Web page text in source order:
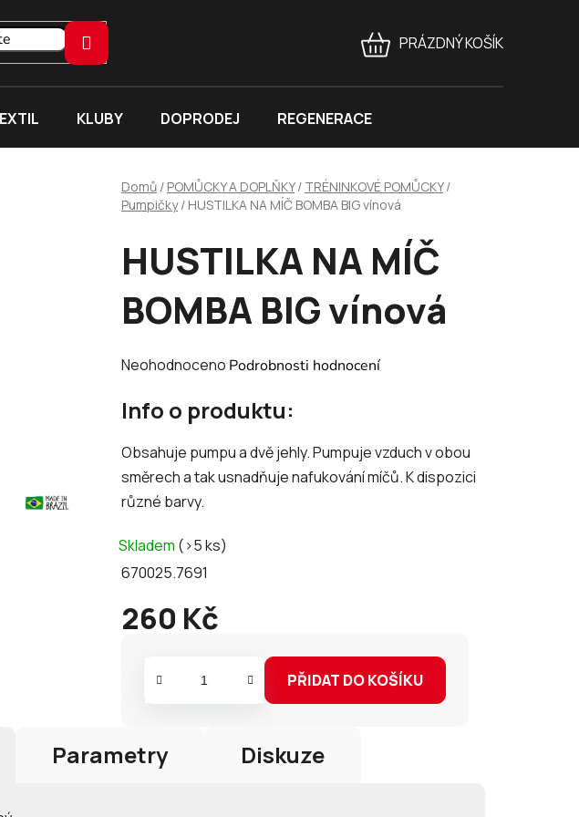
NÁKUPNÍ
KOŠÍK
PRÁZDNÝ KOŠÍK
KLUBY DOPRODEJ REGENERACE
Domů / POMŮCKY A DOPLŇKY / TRÉNINKOVÉ POMŮCKY /
Pumpičky / HUSTILKA NA MÍČ BOMBA BIG vínová
HUSTILKA NA MÍČ
BOMBA BIG vínová
Průměrné
produktu
0,0
z
5
hvězdiček.
Neohodnoceno Podrobnosti hodnocení
Info o produktu:
Obsahuje pumpu a dvě jehly. Pumpuje vzduch v obou
směrech a tak usnadňuje nafukování míčů. K dispozici
různé barvy.
Skladem (>5 ks)
670025.7691
260 Kč
Měrná
PŘIDAT DO KOŠÍKU
Parametry Diskuze